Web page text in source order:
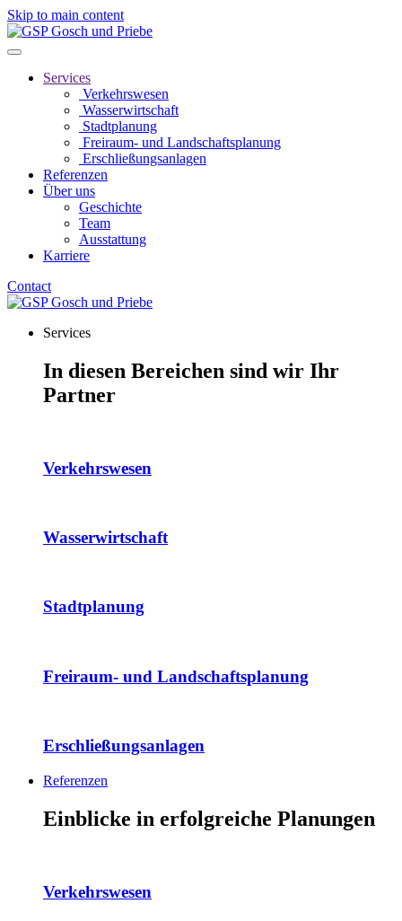
Skip to main content
Services
Verkehrswesen
Wasserwirtschaft
Stadtplanung
Freiraum- und Landschaftsplanung
Erschließungsanlagen
Referenzen
Über uns
Geschichte
Team
Ausstattung
Karriere
Contact
Services
In diesen Bereichen sind wir Ihr
Partner
Verkehrswesen
Wasserwirtschaft
Stadtplanung
Freiraum- und Landschaftsplanung
Erschließungsanlagen
Referenzen
Einblicke in erfolgreiche Planungen
Verkehrswesen